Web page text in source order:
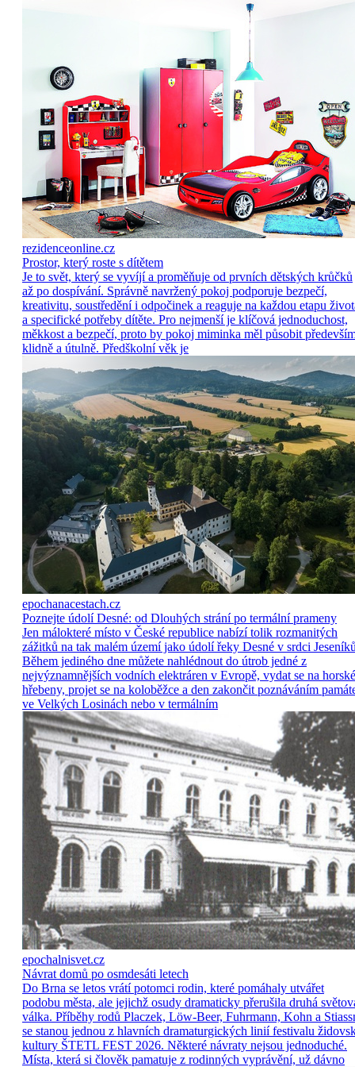
rezidenceonline.cz
Prostor, který roste s dítětem
Je to svět, který se vyvíjí a proměňuje od prvních dětských krůčků
až po dospívání. Správně navržený pokoj podporuje bezpečí,
kreativitu, soustředění i odpočinek a reaguje na každou etapu
a specifické potřeby dítěte. Pro nejmenší je klíčová jednoduchost,
měkkost a bezpečí, proto by pokoj miminka měl působit
klidně a útulně. Předškolní věk je
epochanacestach.cz
Poznejte údolí Desné: od Dlouhých strání po termální prameny
Jen málokteré místo v České republice nabízí tolik rozmanitých
zážitků na tak malém území jako údolí řeky Desné v srdci
Během jediného dne můžete nahlédnout do útrob jedné z
nejvýznamnějších vodních elektráren v Evropě, vydat se na horské
hřebeny, projet se na koloběžce a den zakončit poznáváním
ve Velkých Losinách nebo v termálním
epochalnisvet.cz
Návrat domů po osmdesáti letech
Do Brna se letos vrátí potomci rodin, které pomáhaly utvářet
podobu města, ale jejichž osudy dramaticky přerušila druhá
válka. Příběhy rodů Placzek, Löw-Beer, Fuhrmann, Kohn a
se stanou jednou z hlavních dramaturgických linií festivalu
kultury ŠTETL FEST 2026. Některé návraty nejsou jednoduché.
Místa, která si člověk pamatuje z rodinných vyprávění, už dávno